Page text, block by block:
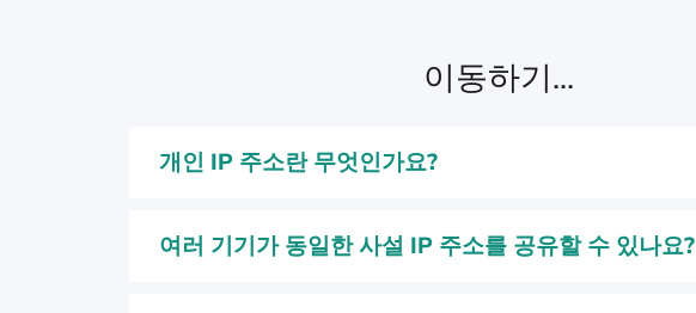
이동하기...
개인 IP 주소란 무엇인가요?
여러 기기가 동일한 사설 IP 주소를 공유할 수 있나요?